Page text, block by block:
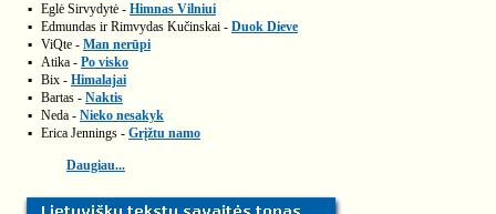
▪ Eglė Sirvydytė - Himnas Vilniui
▪ Edmundas ir Rimvydas Kučinskai - Duok Dieve
▪ ViQte - Man nerūpi
▪ Atika - Po visko
▪ Bix - Himalajai
▪ Bartas - Naktis
▪ Neda - Nieko nesakyk
▪ Erica Jennings - Grįžtu namo
Daugiau...